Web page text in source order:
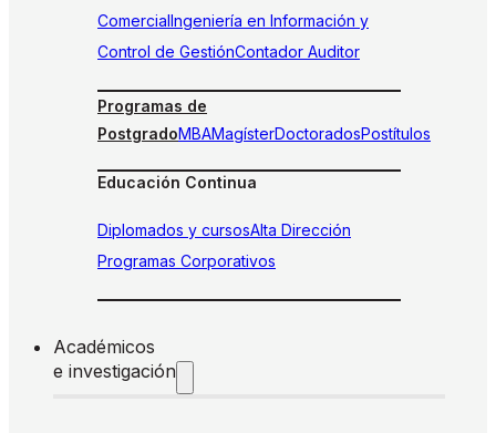
ComercialIngeniería en Información y
Control de GestiónContador Auditor
Programas de
PostgradoMBAMagísterDoctoradosPostítulos
Educación Continua
Diplomados y cursosAlta Dirección
Programas Corporativos
Académicos
e investigación